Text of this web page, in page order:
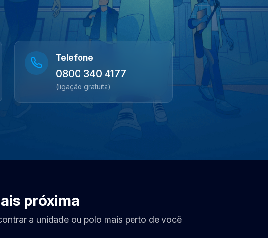
Telefone
0800 340 4177
(ligação gratuita)
próxima
a unidade ou polo mais perto de você